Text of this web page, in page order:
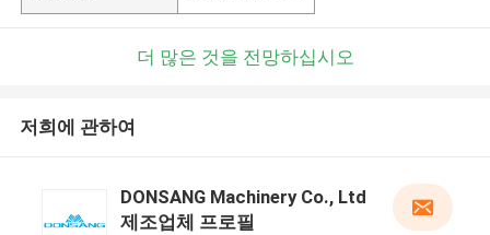
더 많은 것을 전망하십시오
저희에 관하여
DONSANG Machinery Co., Ltd
제조업체 프로필